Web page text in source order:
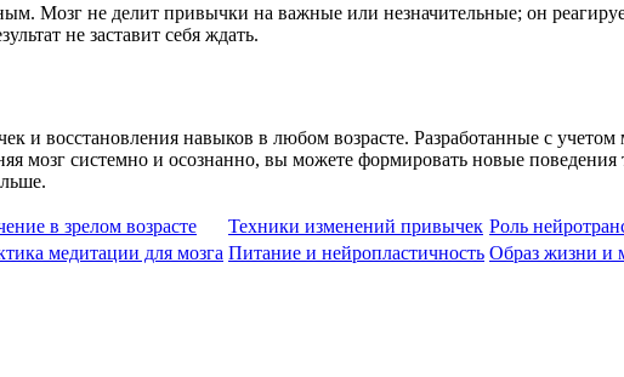
Мозг не делит привычки на важные или незначительные; он
не заставит себя ждать.
восстановления навыков в любом возрасте. Разработанные с учетом
мозг системно и осознанно, вы можете формировать новые поведения
в зрелом возрасте Техники изменений привычек Роль
медитации для мозга Питание и нейропластичность Образ жизни и